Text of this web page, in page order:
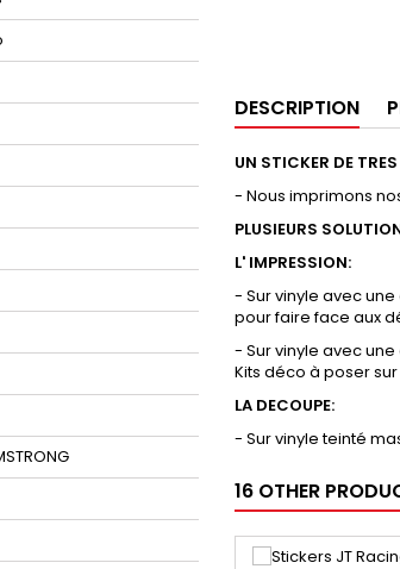
DESCRIPTION
UN STICKER DE
- Nous imprimons
PLUSIEURS
L' IMPRESSION:
- Sur vinyle avec
pour faire face aux
- Sur vinyle avec
Kits déco à poser
LA DECOUPE:
- Sur vinyle teinté
16 OTHER